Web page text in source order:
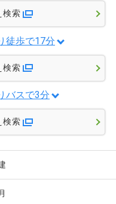
検索
徒歩で17分
検索
バスで3分
検索